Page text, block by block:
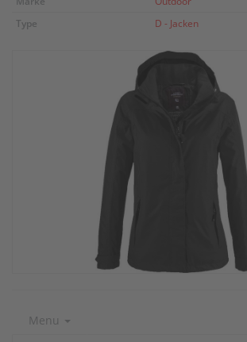
Type
D - Jacken
Menu